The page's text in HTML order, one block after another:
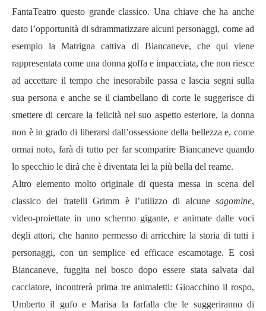
FantaTeatro questo grande classico. Una chiave che ha anche
dato l’opportunità di sdrammatizzare alcuni personaggi, come ad
esempio la Matrigna cattiva di Biancaneve, che qui viene
rappresentata come una donna goffa e impacciata, che non riesce
ad accettare il tempo che inesorabile passa e lascia segni sulla
sua persona e anche se il ciambellano di corte le suggerisce di
smettere di cercare la felicità nel suo aspetto esteriore, la donna
non è in grado di liberarsi dall’ossessione della bellezza e, come
ormai noto, farà di tutto per far scomparire Biancaneve quando
lo specchio le dirà che è diventata lei la più bella del reame.
Altro elemento molto originale di questa messa in scena del
classico dei fratelli Grimm è l’utilizzo di alcune sagomine,
video-proiettate in uno schermo gigante, e animate dalle voci
degli attori, che hanno permesso di arricchire la storia di tutti i
personaggi, con un semplice ed efficace escamotage. E così
Biancaneve, fuggita nel bosco dopo essere stata salvata dal
cacciatore, incontrerà prima tre animaletti: Gioacchino il rospo,
Umberto il gufo e Marisa la farfalla che le suggeriranno di